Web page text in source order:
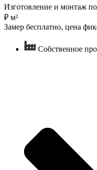
Изготовление и монтаж
₽ м²
Замер бесплатно, цена
Собственное